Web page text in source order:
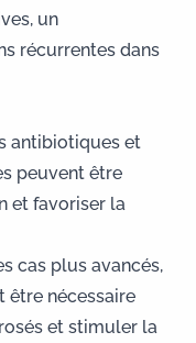
un
récurrentes dans
antibiotiques et
peuvent être
et favoriser la
cas plus avancés,
être nécessaire
et stimuler la